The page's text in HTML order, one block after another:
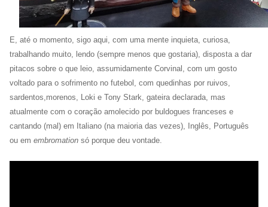
E, até o momento, sigo aqui, com uma mente inquieta, curiosa,
trabalhando muito, lendo (sempre menos que gostaria), disposta a dar
pitacos sobre o que leio, assumidamente Corvinal, com um gosto
voltado para o sofrimento no futebol, com quedinhas por ruivos,
sardentos,morenos, Loki e Tony Stark, gateira declarada, mas
atualmente com o coração amolecido por buldogues franceses e
cantando (mal) em Italiano (na maioria das vezes), Inglês, Português
ou em embromation só porque deu vontade.